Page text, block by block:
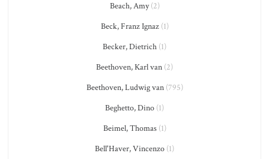
Beach, Amy(2)
Beck, Franz Ignaz(1)
Becker, Dietrich (1)
Beethoven, Karl van (2)
Beethoven, Ludwig van(795)
Beghetto, Dino (1)
Beimel, Thomas(1)
Bell'Haver, Vincenzo (1)